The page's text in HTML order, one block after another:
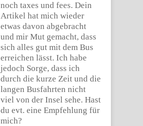
noch taxes und fees. Dein
Artikel hat mich wieder
etwas davon abgebracht
und mir Mut gemacht, dass
sich alles gut mit dem Bus
erreichen lässt. Ich habe
jedoch Sorge, dass ich
durch die kurze Zeit und die
langen Busfahrten nicht
viel von der Insel sehe. Hast
du evt. eine Empfehlung für
mich?